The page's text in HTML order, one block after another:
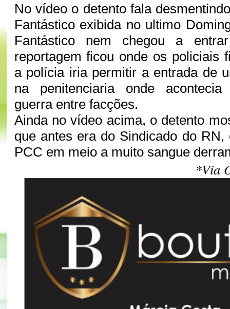
No vídeo o detento fala
Fantástico exibida no ultimo
Fantástico nem chegou a
reportagem ficou onde os policiais
a polícia iria permitir a entrada de
na penitenciaria onde
guerra entre facções.
Ainda no vídeo acima, o detento
que antes era do Sindicado do
PCC em meio a muito sangue
*Via